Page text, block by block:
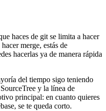
haces de git se limita a hacer
merge, estás de
hacerlas ya de manera rápida
del tiempo sigo teniendo
y la línea de
principal: en cuanto quieres
se te queda corto.